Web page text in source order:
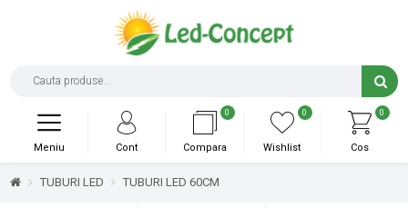
0
Cos
0
Wishlist
0
Compara
Cont
Meniu
TUBURI LED TUBURI LED 60CM